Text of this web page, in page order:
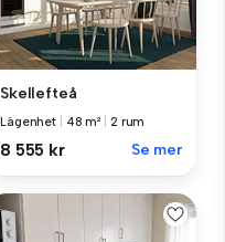
Skellefteå
Lägenhet 48 m² 2 rum
8 555 kr Se mer